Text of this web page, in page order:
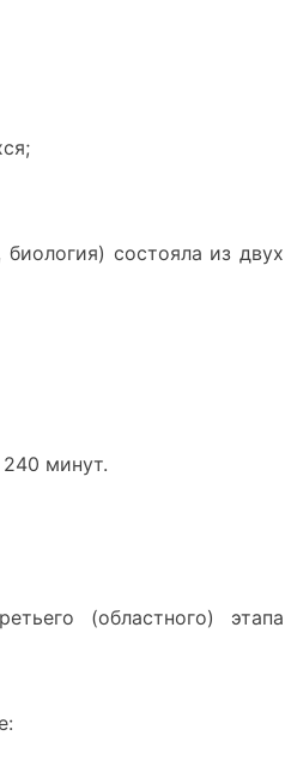
состояла из двух
минут.
(областного) этапа